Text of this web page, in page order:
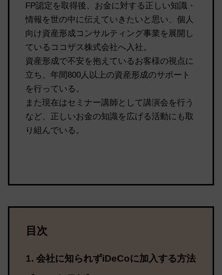
FP認定を取得後、お金に対する正しい知識・
情報を世の中に伝えていきたいと思い、個人
向け資産形成コンサルティング事業を展開し
ているココザス株式会社へ入社。
資産形成で不安を抱えているお客様の視点に
立ち、年間800人以上の資産形成のサポート
を行っている。
また現在はセミナー講師として講演会を行う
など、正しいお金の知識を広げる活動にも取
り組んでいる。
目次
会社に知られずiDeCoに加入する方法